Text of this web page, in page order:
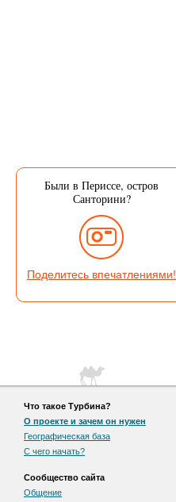
Были в Периссе, остров
Санторини?
Поделитесь впечатлениями!
Что такое Турбина?
О проекте и зачем он нужен
Географическая база
С чего начать?
Сообщество сайта
Общение